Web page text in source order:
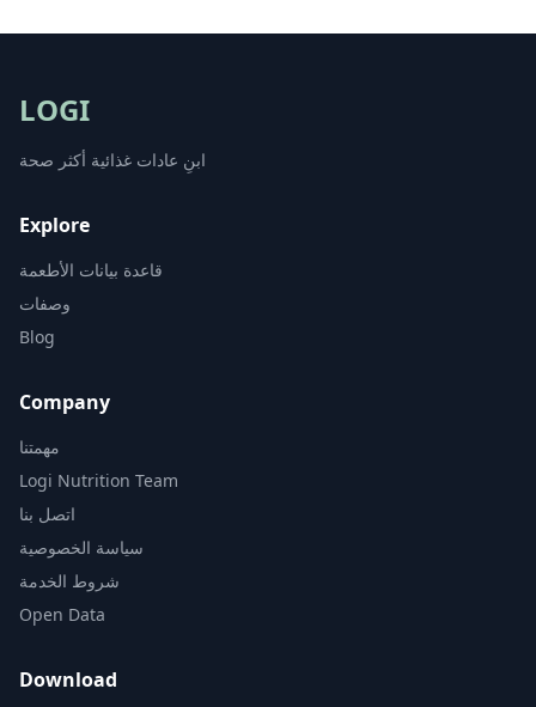
LOGI
ابنِ عادات غذائية أكثر صحة
Explore
قاعدة بيانات الأطعمة
وصفات
Blog
Company
مهمتنا
Logi Nutrition Team
اتصل بنا
سياسة الخصوصية
شروط الخدمة
Open Data
Download